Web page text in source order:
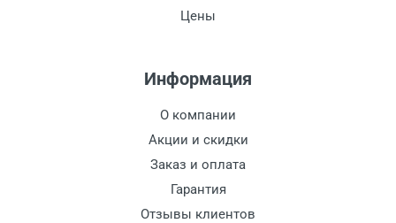
Цены
Информация
О компании
Акции и скидки
Заказ и оплата
Гарантия
Отзывы клиентов